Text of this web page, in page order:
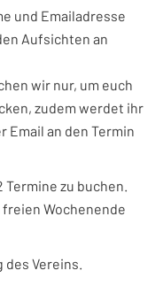
und Emailadresse
Aufsichten an
wir nur, um euch
zudem werdet ihr
Email an den Termin
zu buchen.
Wochenende
Vereins.